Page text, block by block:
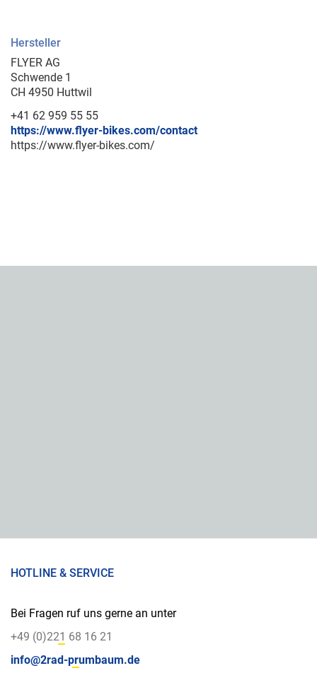
Hersteller
FLYER AG
Schwende 1
CH 4950 Huttwil
+41 62 959 55 55
https://www.flyer-bikes.com/contact
https://www.flyer-bikes.com/
HOTLINE & SERVICE
Bei Fragen ruf uns gerne an unter
+49 (0)221 68 16 21
info@2rad-prumbaum.de